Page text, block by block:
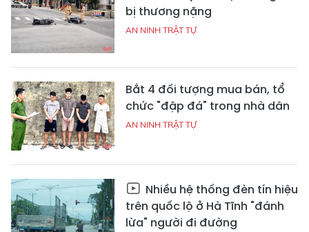
bị thương nặng
AN NINH TRẬT TỰ
Bắt 4 đối tượng mua bán, tổ
chức "đập đá" trong nhà dân
AN NINH TRẬT TỰ
Nhiều hệ thống đèn tín hiệu
trên quốc lộ ở Hà Tĩnh "đánh
lừa" người đi đường